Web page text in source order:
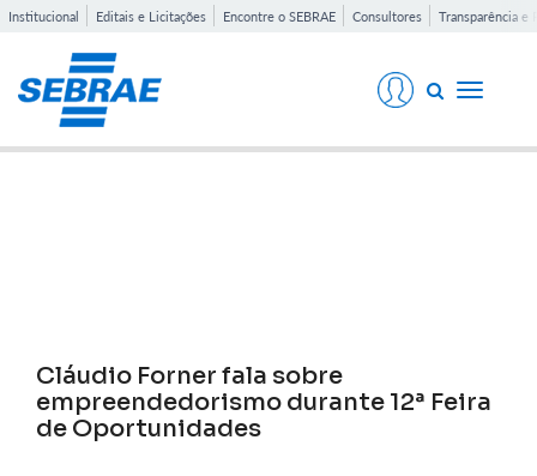
Institucional Editais e Licitações Encontre o SEBRAE Consultores Transparência e
Toggle
Cláudio Forner fala sobre
empreendedorismo durante 12ª Feira
de Oportunidades